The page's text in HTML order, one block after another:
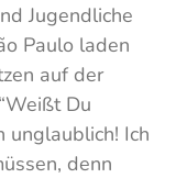
Jugendliche
Paulo laden
auf der
Du
unglaublich! Ich
denn